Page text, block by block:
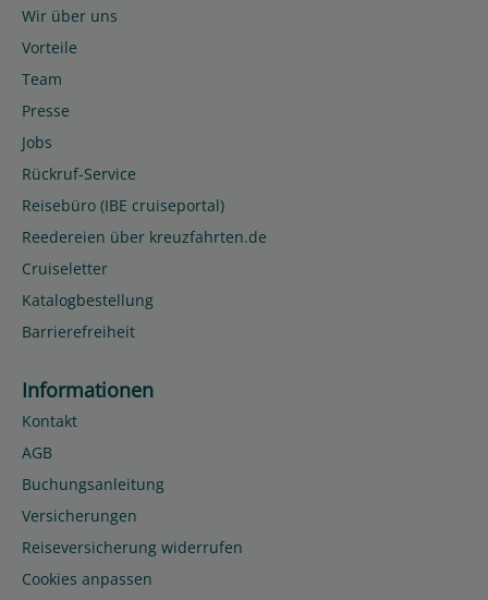
Wir über uns
Vorteile
Team
Presse
Jobs
Rückruf-Service
Reisebüro (IBE cruiseportal)
Reedereien über kreuzfahrten.de
Cruiseletter
Katalogbestellung
Barrierefreiheit
Informationen
Kontakt
AGB
Buchungsanleitung
Versicherungen
Reiseversicherung widerrufen
Cookies anpassen